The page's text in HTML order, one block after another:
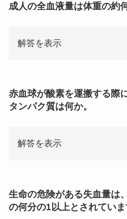
成人の全血液量は体重の約
解答を表示
赤血球が酸素を運搬する際
タンパク質は何か。
解答を表示
生命の危険がある失血量は
の何分の1以上とされていま